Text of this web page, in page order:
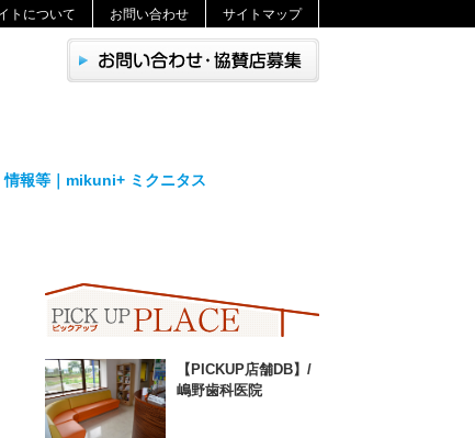
トについて お問い合わせ サイトマップ
情報等｜mikuni+ ミクニタス
【PICKUP店舗DB】/
嶋野歯科医院